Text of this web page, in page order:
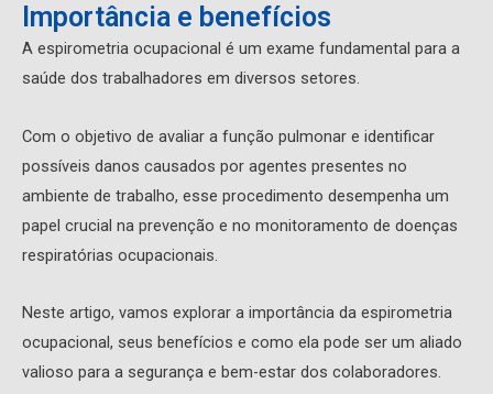
Importância e benefícios
A espirometria ocupacional é um exame fundamental para a
saúde dos trabalhadores em diversos setores.
Com o objetivo de avaliar a função pulmonar e identificar
possíveis danos causados ​​por agentes presentes no
ambiente de trabalho, esse procedimento desempenha um
papel crucial na prevenção e no monitoramento de doenças
respiratórias ocupacionais.
Neste artigo, vamos explorar a importância da espirometria
ocupacional, seus benefícios e como ela pode ser um aliado
valioso para a segurança e bem-estar dos colaboradores.